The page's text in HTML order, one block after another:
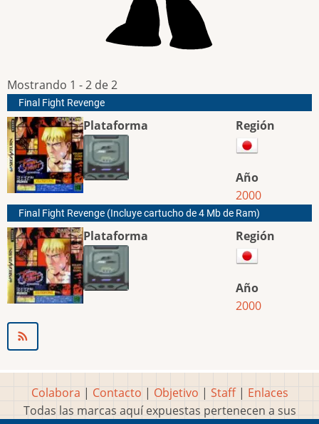
Mostrando 1 - 2 de 2
Final Fight Revenge
Plataforma Región
Año
2000
Final Fight Revenge (Incluye cartucho de 4 Mb de Ram)
Plataforma Región
Año
2000
Colabora | Contacto | Objetivo | Staff| Enlaces
Todas las marcas aquí expuestas pertenecen a sus